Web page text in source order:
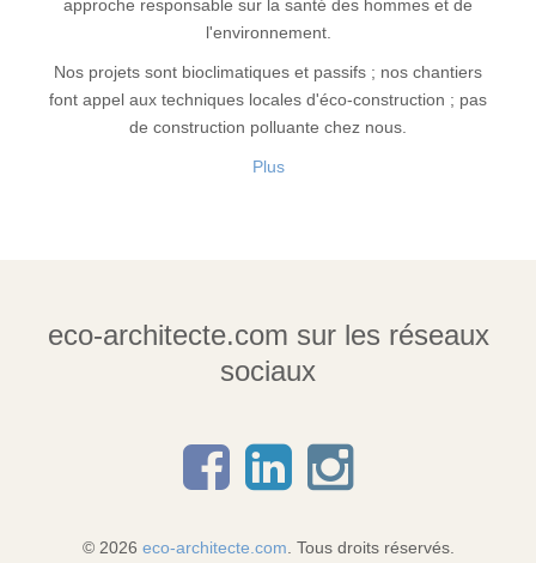
approche responsable sur la santé des hommes et de
l'environnement.
Nos projets sont bioclimatiques et passifs ; nos chantiers
font appel aux techniques locales d'éco-construction ; pas
de construction polluante chez nous.
Plus
eco-architecte.com sur les réseaux
sociaux
© 2026 eco-architecte.com . Tous droits réservés.